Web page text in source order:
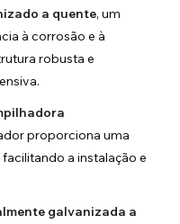
a quente, um
à corrosão e à
robusta e
proporciona uma
a instalação e
galvanizada a